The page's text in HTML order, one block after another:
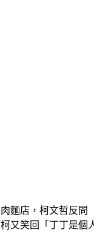
麵店，柯文哲反
又笑回「丁丁是個